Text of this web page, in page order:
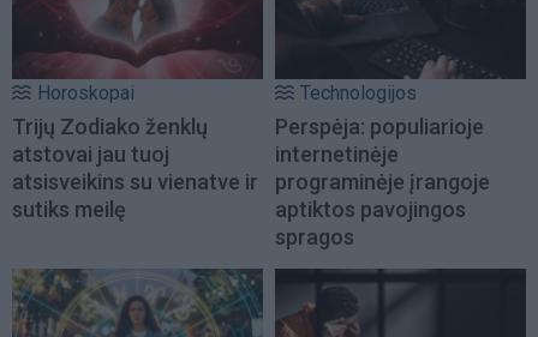
Horoskopai
Trijų Zodiako ženklų
atstovai jau tuoj
atsisveikins su vienatve ir
sutiks meilę
Technologijos
Perspėja: populiarioje
internetinėje
programinėje įrangoje
aptiktos pavojingos
spragos